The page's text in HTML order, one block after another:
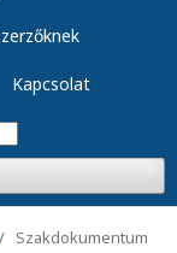
Kapcsolat
/ Szakdokumentum